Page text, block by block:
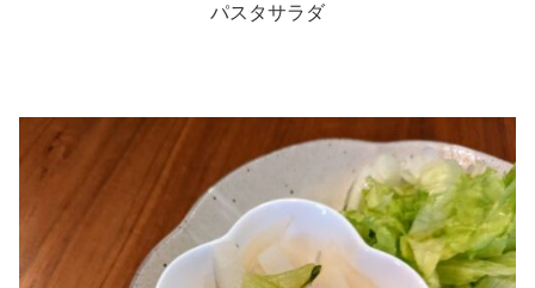
パスタサラダ